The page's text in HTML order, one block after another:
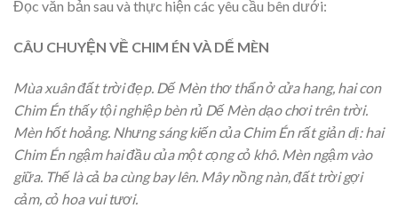
Đọc văn bản sau và thực hiện các yêu cầu bên dưới:
CÂU CHUYỆN VỀ CHIM ÉN VÀ DẾ MÈN
Mùa xuân đất trời đẹp. Dế Mèn thơ thẩn ở cửa hang, hai con
Chim Én thấy tội nghiệp bèn rủ Dế Mèn dạo chơi trên trời.
Mèn hốt hoảng. Nhưng sáng kiến của Chim Én rất giản dị: hai
Chim Én ngậm hai đầu của một cọng cỏ khô. Mèn ngậm vào
giữa. Thế là cả ba cùng bay lên. Mây nồng nàn, đất trời gợi
cảm, cỏ hoa vui tươi.